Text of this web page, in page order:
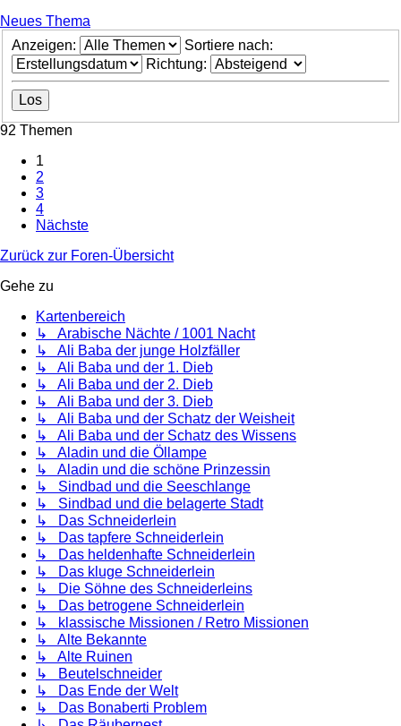
Neues Thema
Anzeigen:
Sortiere nach:
Richtung:
92 Themen
1
2
3
4
Nächste
Zurück zur Foren-Übersicht
Gehe zu
Kartenbereich
↳ Arabische Nächte / 1001 Nacht
↳ Ali Baba der junge Holzfäller
↳ Ali Baba und der 1. Dieb
↳ Ali Baba und der 2. Dieb
↳ Ali Baba und der 3. Dieb
↳ Ali Baba und der Schatz der Weisheit
↳ Ali Baba und der Schatz des Wissens
↳ Aladin und die Öllampe
↳ Aladin und die schöne Prinzessin
↳ Sindbad und die Seeschlange
↳ Sindbad und die belagerte Stadt
↳ Das Schneiderlein
↳ Das tapfere Schneiderlein
↳ Das heldenhafte Schneiderlein
↳ Das kluge Schneiderlein
↳ Die Söhne des Schneiderleins
↳ Das betrogene Schneiderlein
↳ klassische Missionen / Retro Missionen
↳ Alte Bekannte
↳ Alte Ruinen
↳ Beutelschneider
↳ Das Ende der Welt
↳ Das Bonaberti Problem